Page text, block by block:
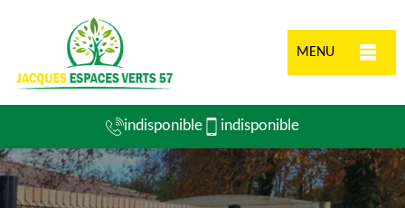
MENU
indisponible indisponible